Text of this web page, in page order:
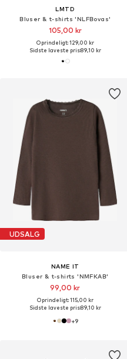
LMTD
Bluser & t-shirts 'NLFBovas'
105,00 kr
Oprindeligt: 129,00 kr
Sidste laveste pris:89,10 kr
UDSALG
NAME IT
Bluser & t-shirts 'NMFKAB'
99,00 kr
Oprindeligt: 115,00 kr
Sidste laveste pris:89,10 kr
+9